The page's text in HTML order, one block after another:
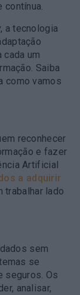
contínua.
, a tecnologia
um
Saiba
como vamos
reconhecer
e fazer
Artificial
a adquirir
trabalhar lado
sem
se
seguros. Os
analisar,